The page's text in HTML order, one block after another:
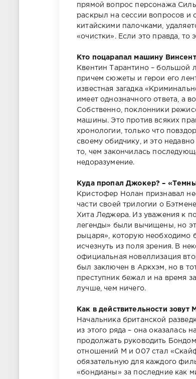
прямой вопрос персонажа
раскрыл на сессии вопросов и
китайскими палочками,
«очистки». Если это правда, то
Кто поцарапал машину
Квентин Тарантино – большой
причем сюжеты и герои его
известная загадка
имеет однозначного ответа, а
Собственно, поклонники
машины. Это против всяких
хронологии, только что
своему обидчику, и это
то, чем закончилась
недоразумение.
Куда пропал Джокер? –
Кристофер Нолан признавал
части своей трилогии о
Хита Леджера. Из уважения к
легенды» были вычищены, но
рыцаря», которую необходимо
исчезнуть из поля зрения. В
официальная новеллизация
был заключен в Аркхэм, но в
преступник бежал и на время
лучше, чем ничего.
Как в действительности
Начальника британской
из этого ряда – она оказалась
продолжать руководить
отношений М и 007 стал
обязательную для каждого
«бондианы» за последние как